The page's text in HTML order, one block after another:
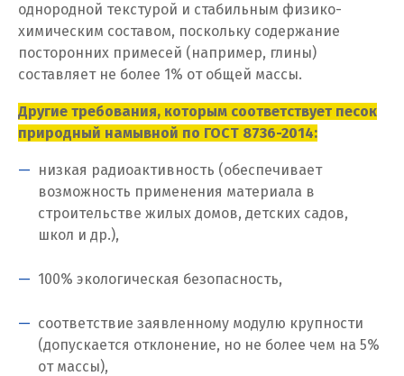
Иваново
Ивантеевка
Ижевск
Иркутск
Ишим
Калининград
однородной текстурой и стабильным физико-
химическим составом, поскольку содержание
посторонних примесей (например, глины)
составляет не более 1% от общей массы.
Другие требования, которым соответствует песок
природный намывной по ГОСТ 8736-2014:
низкая радиоактивность (обеспечивает
возможность применения материала в
строительстве жилых домов, детских садов,
школ и др.),
100% экологическая безопасность,
соответствие заявленному модулю крупности
(допускается отклонение, но не более чем на 5%
от массы),